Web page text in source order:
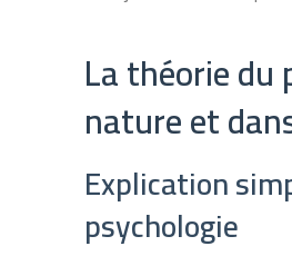
La théorie du
nature et
Explication
psychologie